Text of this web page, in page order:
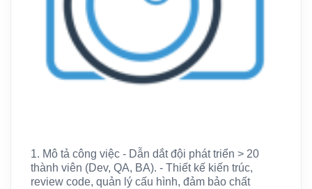
1. Mô tả công việc - Dẫn dắt đội phát triển > 20
thành viên (Dev, QA, BA). - Thiết kế kiến trúc,
review code, quản lý cấu hình, đảm bảo chất